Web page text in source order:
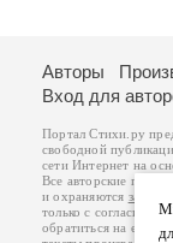
Авторы
Вход для
Портал Стихи.ру
свободной
сети Интернет на
Все авторские права
и охраняются законом
только с согласия
обратиться на его